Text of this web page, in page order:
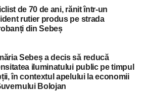
de 70 de ani, rănit într-un
rutier produs pe strada
din Sebeș
Sebeș a decis să reducă
iluminatului public pe timpul
în contextul apelului la economii
Bolojan